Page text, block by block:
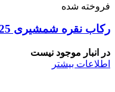
فروخته شده
رکاب نقره شمشیری 925 مردانه عیار تضمینی
در انبار موجود نیست
اطلاعات بیشتر